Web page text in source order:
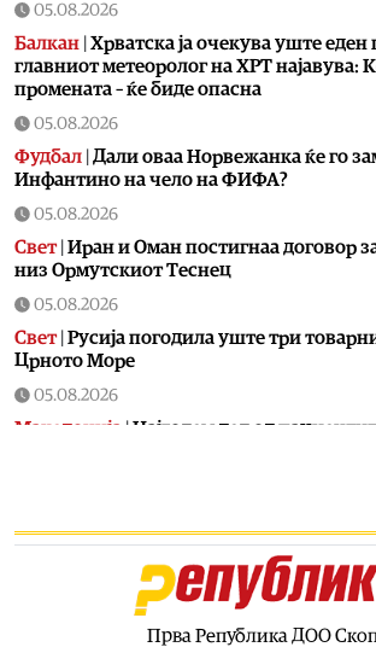
05.08.2026
Балкан Хрватска ја очекува уште еден
главниот метеоролог на ХРТ најавува:
промената – ќе биде опасна
05.08.2026
Фудбал Дали оваа Норвежанка ќе го
Инфантино на чело на ФИФА?
05.08.2026
Свет| Иран и Оман постигнаа договор
низ Ормутскиот Теснец
05.08.2026
Свет| Русија погодила уште три
Црното Море
05.08.2026
Македонија |Најголем дел од
запалена трева при сечење со
Нуклеарката Кршко во
производството за 20% поради нискиот
Прва Република ДОО